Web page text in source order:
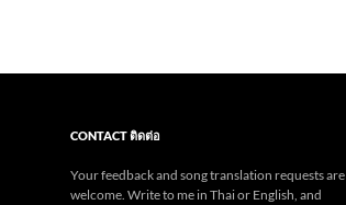
CONTACT ติดต่อ
Your feedback and song translation requests are
welcome. Write to me in Thai or English, and